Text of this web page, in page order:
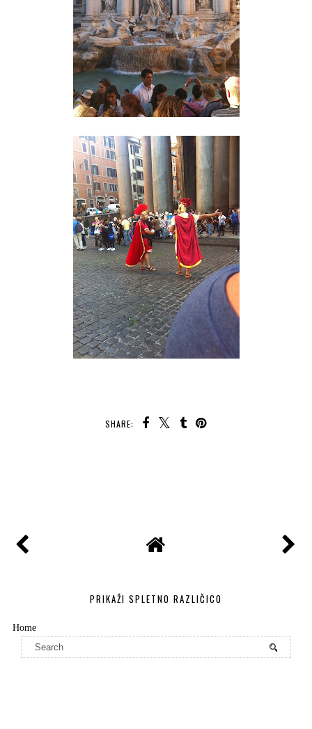
SHARE:
PRIKAŽI SPLETNO RAZLIČICO
Home